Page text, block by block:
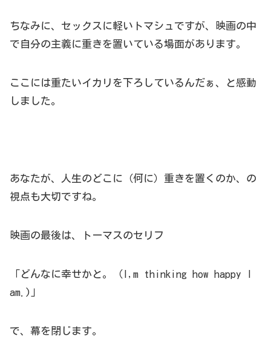
ちなみに、セックスに軽いトマシュですが、映画の中
で自分の主義に重きを置いている場面があります。
ここには重たいイカリを下ろしているんだぁ、と感動
しました。
あなたが、人生のどこに（何に）重きを置くのか、の
視点も大切ですね。
映画の最後は、トーマスのセリフ
「どんなに幸せかと。（I,m thinking how happy I
am.)」
で、幕を閉じます。